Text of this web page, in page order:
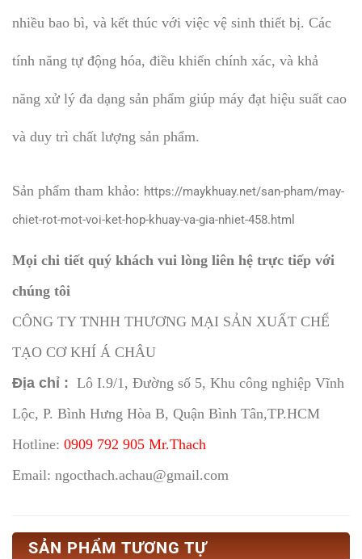
nhiều bao bì, và kết thúc với việc vệ sinh thiết bị. Các
tính năng tự động hóa, điều khiển chính xác, và khả
năng xử lý đa dạng sản phẩm giúp máy đạt hiệu suất cao
và duy trì chất lượng sản phẩm.
Sản phẩm tham khảo: https://maykhuay.net/san-pham/may-
chiet-rot-mot-voi-ket-hop-khuay-va-gia-nhiet-458.html
Mọi chi tiết quý khách vui lòng liên hệ trực tiếp với
chúng tôi
CÔNG TY TNHH THƯƠNG MẠI SẢN XUẤT CHẾ
TẠO CƠ KHÍ Á CHÂU
Địa chỉ : Lô I.9/1, Đường số 5, Khu công nghiệp Vĩnh
Lộc, P. Bình Hưng Hòa B, Quận Bình Tân,TP.HCM
Hotline: 0909 792 905 Mr.Thach
Email: ngocthach.achau@gmail.com
SẢN PHẨM TƯƠNG TỰ